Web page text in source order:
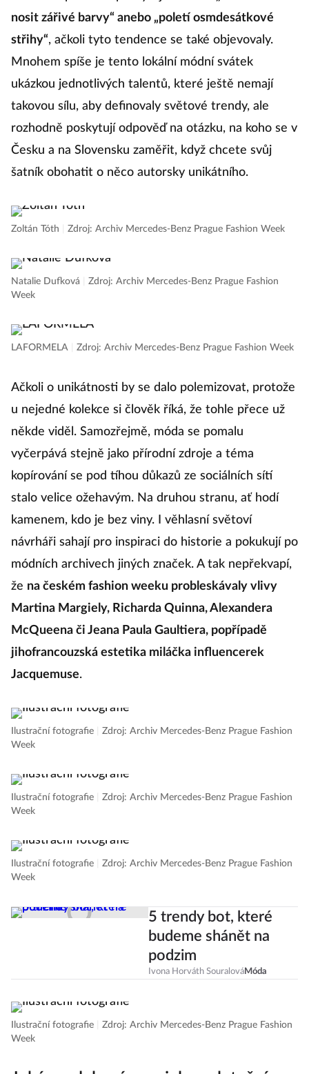
nosit zářivé barvy“ anebo „poletí osmdesátkové
střihy“, ačkoli tyto tendence se také objevovaly.
Mnohem spíše je tento lokální módní svátek
ukázkou jednotlivých talentů, které ještě nemají
takovou sílu, aby definovaly světové trendy, ale
rozhodně poskytují odpověď na otázku, na koho se v
Česku a na Slovensku zaměřit, když chcete svůj
šatník obohatit o něco autorsky unikátního.
Zoltán Tóth Zdroj: Archiv Mercedes-Benz Prague Fashion Week
Natalie Dufková
Zdroj: Archiv Mercedes-Benz Prague Fashion
Week
LAFORMELA Zdroj: Archiv Mercedes-Benz Prague Fashion Week
Ačkoli o unikátnosti by se dalo polemizovat, protože
u nejedné kolekce si člověk říká, že tohle přece už
někde viděl. Samozřejmě, móda se pomalu
vyčerpává stejně jako přírodní zdroje a téma
kopírování se pod tíhou důkazů ze sociálních sítí
stalo velice ožehavým. Na druhou stranu, ať hodí
kamenem, kdo je bez viny. I věhlasní světoví
návrháři sahají pro inspiraci do historie a pokukují po
módních archivech jiných značek. A tak nepřekvapí,
že na českém fashion weeku probleskávaly vlivy
Martina Margiely, Richarda Quinna, Alexandera
McQueena či Jeana Paula Gaultiera, popřípadě
jihofrancouzská estetika miláčka influencerek
Jacquemuse.
Ilustrační fotografie
Zdroj: Archiv Mercedes-Benz Prague Fashion
Week
Ilustrační fotografie
Zdroj: Archiv Mercedes-Benz Prague Fashion
Week
Ilustrační fotografie
Zdroj: Archiv Mercedes-Benz Prague Fashion
Week
5 trendy bot, které
budeme shánět na
podzim
Ivona Horváth SouralováMóda
Ilustrační fotografie
Zdroj: Archiv Mercedes-Benz Prague Fashion
Week